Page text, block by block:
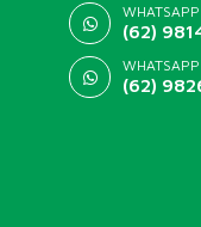
WHATSAPP
(62)
WHATSAPP
(62)